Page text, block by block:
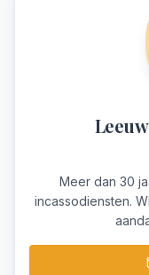
Meer dan 30
incassodiensten.